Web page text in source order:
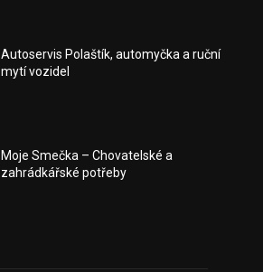
Autoservis Polaštík, automyčka a ruční
mytí vozidel
Moje Smečka – Chovatelské a
zahrádkářské potřeby